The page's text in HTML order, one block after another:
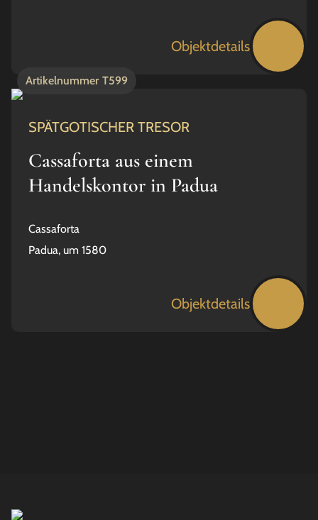
Objektdetails
Artikelnummer T599
SPÄTGOTISCHER TRESOR
Cassaforta aus einem
Handelskontor in Padua
Cassaforta
Padua, um 1580
Objektdetails